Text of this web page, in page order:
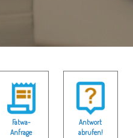
Fatwa-
Anfrage
Antwort
abrufen!